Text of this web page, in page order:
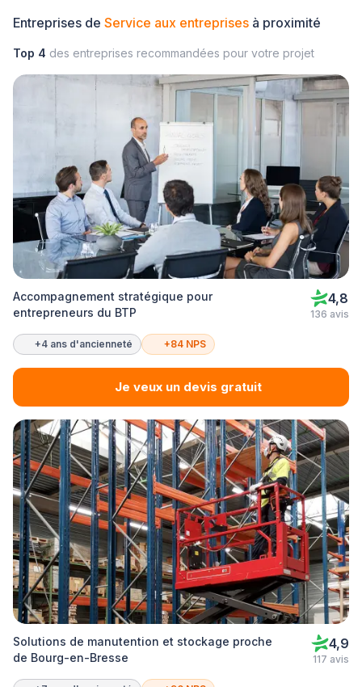
Entreprises de Service aux entreprises à proximité
Top 4 des entreprises recommandées pour votre projet
Accompagnement stratégique pour
entrepreneurs du BTP
4,8
136 avis
+4 ans d'ancienneté +84 NPS
Je veux un devis gratuit
Solutions de manutention et stockage proche
de Bourg-en-Bresse
4,9
117 avis